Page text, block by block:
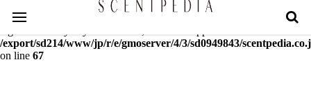
Warning
: mcrypt_decrypt(): Key of size 18 not supported by this
/export/sd214/www/jp/r/e/gmoserver/4/3/sd0949843/
on line 67